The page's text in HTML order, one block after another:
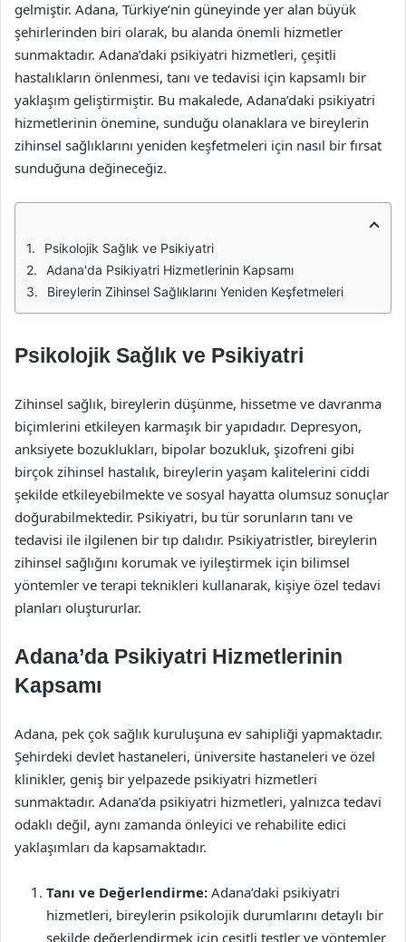
gelmiştir. Adana, Türkiye’nin güneyinde yer alan büyük
şehirlerinden biri olarak, bu alanda önemli hizmetler
sunmaktadır. Adana’daki psikiyatri hizmetleri, çeşitli
hastalıkların önlenmesi, tanı ve tedavisi için kapsamlı bir
yaklaşım geliştirmiştir. Bu makalede, Adana’daki psikiyatri
hizmetlerinin önemine, sunduğu olanaklara ve bireylerin
zihinsel sağlıklarını yeniden keşfetmeleri için nasıl bir fırsat
sunduğuna değineceğiz.
Psikolojik Sağlık ve Psikiyatri
Adana'da Psikiyatri Hizmetlerinin Kapsamı
Bireylerin Zihinsel Sağlıklarını Yeniden Keşfetmeleri
Psikolojik Sağlık ve Psikiyatri
Zihinsel sağlık, bireylerin düşünme, hissetme ve davranma
biçimlerini etkileyen karmaşık bir yapıdadır. Depresyon,
anksiyete bozuklukları, bipolar bozukluk, şizofreni gibi
birçok zihinsel hastalık, bireylerin yaşam kalitelerini ciddi
şekilde etkileyebilmekte ve sosyal hayatta olumsuz sonuçlar
doğurabilmektedir. Psikiyatri, bu tür sorunların tanı ve
tedavisi ile ilgilenen bir tıp dalıdır. Psikiyatristler, bireylerin
zihinsel sağlığını korumak ve iyileştirmek için bilimsel
yöntemler ve terapi teknikleri kullanarak, kişiye özel tedavi
planları oluştururlar.
Adana’da Psikiyatri Hizmetlerinin
Kapsamı
Adana, pek çok sağlık kuruluşuna ev sahipliği yapmaktadır.
Şehirdeki devlet hastaneleri, üniversite hastaneleri ve özel
klinikler, geniş bir yelpazede psikiyatri hizmetleri
sunmaktadır. Adana’da psikiyatri hizmetleri, yalnızca tedavi
odaklı değil, aynı zamanda önleyici ve rehabilite edici
yaklaşımları da kapsamaktadır.
Tanı ve Değerlendirme: Adana’daki psikiyatri
hizmetleri, bireylerin psikolojik durumlarını detaylı bir
şekilde değerlendirmek için çeşitli testler ve yöntemler